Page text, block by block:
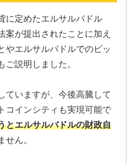
に定めたエルサルバドル
案が提出されたことに加え
やエルサルバドルでのビッ
ご説明しました。
ていますが、今後高騰して
コインシティも実現可能で
とエルサルバドルの財政自
せん。